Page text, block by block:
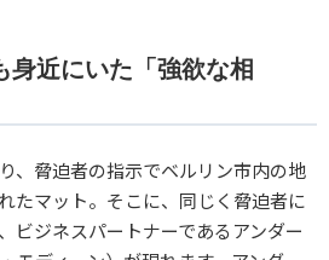
身近にいた「強欲な相
、脅迫者の指示でベルリン市内の地
たマット。そこに、同じく脅迫者に
ビジネスパートナーであるアンダー